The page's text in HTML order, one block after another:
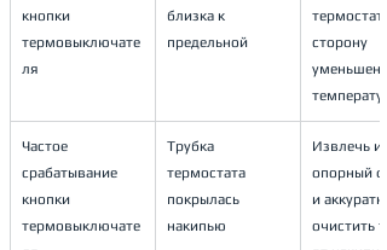
кнопки
термовыключате
ля
близка к
предельной
сторону
Частое
срабатывание
кнопки
термовыключате
Трубка
термостата
покрылась
накипью
Извлечь
опорный
и аккуратно
очистить